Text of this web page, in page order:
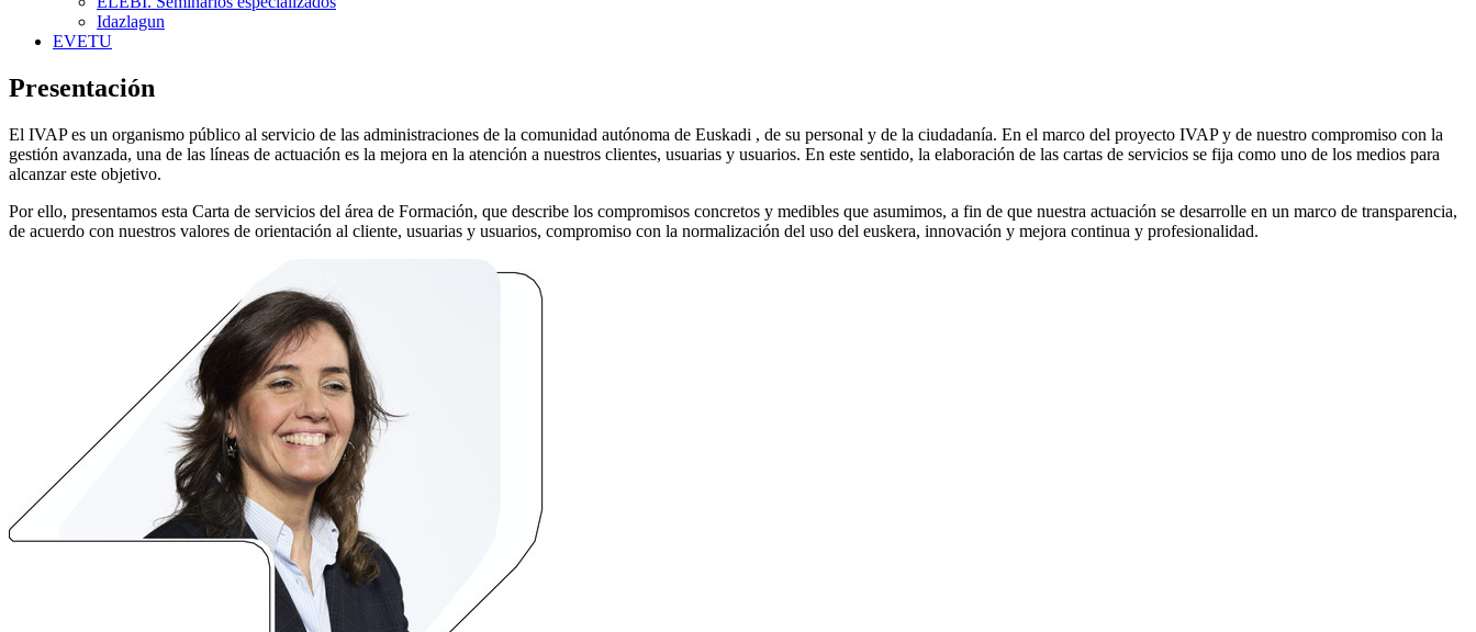
Idazlagun
EVETU
Presentación
El IVAP es un organismo público al servicio de las administraciones de la comunidad autónoma de Euskadi , de su personal y de la ciudadanía. En el marco del proyecto IVAP y de nuestro compromiso con la
gestión avanzada, una de las líneas de actuación es la mejora en la atención a nuestros clientes, usuarias y usuarios. En este sentido, la elaboración de las cartas de servicios se fija como uno de los medios para
alcanzar este objetivo.
Por ello, presentamos esta Carta de servicios del área de Formación, que describe los compromisos concretos y medibles que asumimos, a fin de que nuestra actuación se desarrolle en un marco de transparencia,
de acuerdo con nuestros valores de orientación al cliente, usuarias y usuarios, compromiso con la normalización del uso del euskera, innovación y mejora continua y profesionalidad.